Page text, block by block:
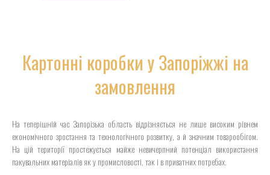
Картонні коробки у Запоріжжі на
замовлення
На теперішній час Запорізька область відрізняється не лише високим рівнем
економічного зростання та технологічного розвитку, а й значним товарообігом.
На цій території простежується майже невичерпний потенціал використання
пакувальних матеріалів як у промисловості, так і в приватних потребах.